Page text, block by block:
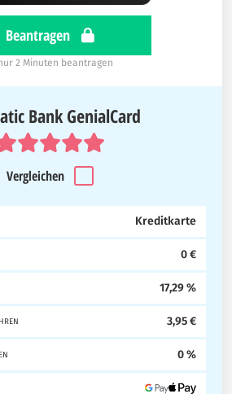
Beantragen
2 Minuten beantragen
Bank GenialCard
Vergleichen
Kreditkarte
0 €
17,29 %
3,95 €
0 %